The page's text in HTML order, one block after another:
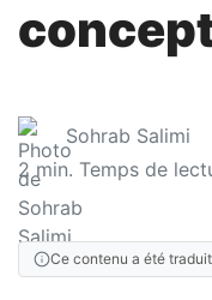
Sohrab Salimi
2min. Temps de
Ce contenu a été